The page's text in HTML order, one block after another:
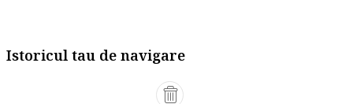
Istoricul tau de navigare